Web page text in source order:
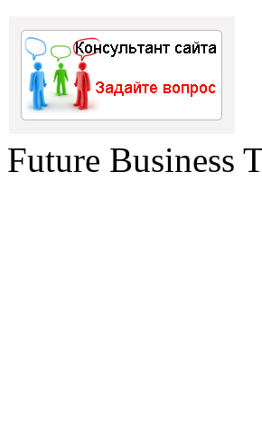
Future